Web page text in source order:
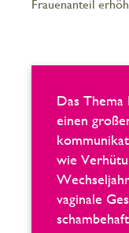
Frauenanteil
Das Thema
einen
wie
vaginale